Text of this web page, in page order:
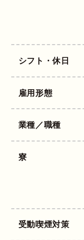
シフト・休日
雇用形態
業種／職種
寮
受動喫煙対策